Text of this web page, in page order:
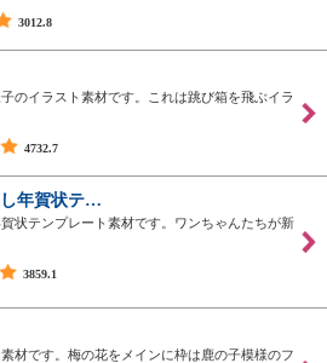
3012.8
のイラスト素材です。これは跳び箱を飛ぶイラ
4732.7
年賀状テ…
状テンプレート素材です。ワンちゃんたちが新
3859.1
材です。梅の花をメインに枠は鹿の子模様のフ